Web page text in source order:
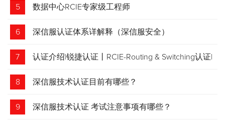
5 数据中心RCIE专家级工程师
6 深信服认证体系详解释（深信服安全）
7 认证介绍|锐捷认证丨RCIE-Routing & Switching认证|
专家级网络工程师
8 深信服技术认证目前有哪些？
9 深信服技术认证 考试注意事项有哪些？